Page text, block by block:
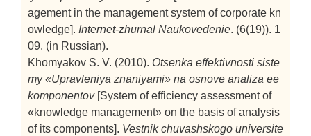
agement in the management system of corporate kn
owledge]. Internet-zhurnal Naukovedenie. (6(19)). 1
09. (in Russian).
Khomyakov S. V. (2010). Otsenka effektivnosti siste
my «Upravleniya znaniyami» na osnove analiza ee
komponentov[System of efficiency assessment of
«knowledge management» on the basis of analysis
of its components]. Vestnik chuvashskogo universite